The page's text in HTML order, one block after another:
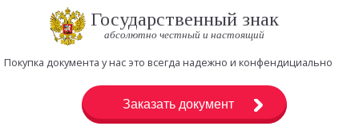
Государственный знак
абсолютно честный и настоящий
Покупка документа у нас это всегда надежно и конфендициально
Заказать документ